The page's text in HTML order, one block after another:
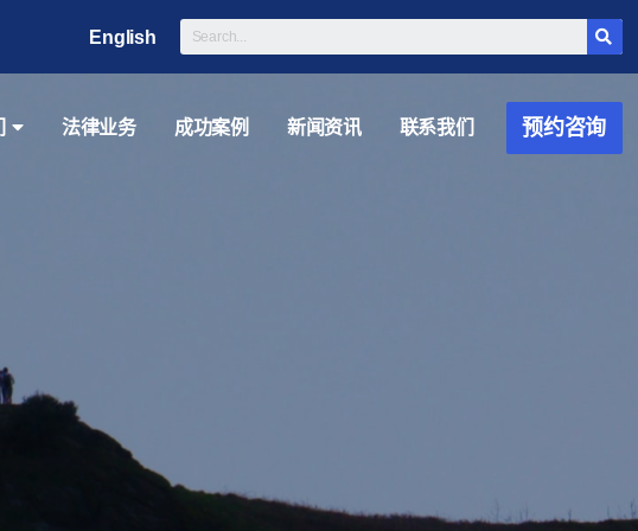
English
法律业务 成功案例 新闻资讯 联系我们 预约咨询